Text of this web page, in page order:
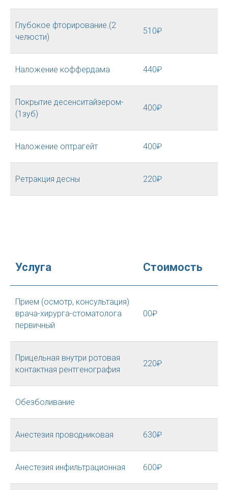
Глубокое фторирование.(2
челюсти)
510₽
Наложение коффердама 440₽
Покрытие десенситайзером-
(1зуб)
400₽
Наложение оптрагейт 400₽
Ретракция десны 220₽
Услуга Стоимость
Прием (осмотр, консультация)
врача-хирурга-стоматолога
первичный
00₽
Прицельная внутри ротовая
контактная рентгенография
220₽
Обезболивание
Анестезия проводниковая 630₽
Анестезия инфильтрационная 600₽